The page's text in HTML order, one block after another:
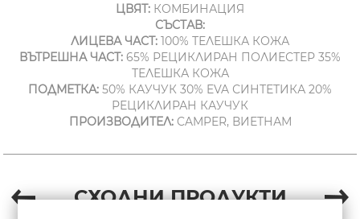
ЦВЯТ: КОМБИНАЦИЯ
СЪСТАВ:
ЛИЦЕВА ЧАСТ: 100% ТЕЛЕШКА КОЖА
ВЪТРЕШНА ЧАСТ: 65% РЕЦИКЛИРАН ПОЛИЕСТЕР 35%
ТЕЛЕШКА КОЖА
ПОДМЕТКА: 50% КАУЧУК 30% EVA СИНТЕТИКА 20%
РЕЦИКЛИРАН КАУЧУК
ПРОИЗВОДИТЕЛ:CAMPER, ВИЕТНАМ
СХОДНИ ПРОДУКТИ